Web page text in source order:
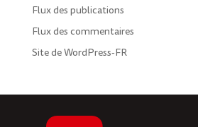
Flux des publications
Flux des commentaires
Site de WordPress-FR